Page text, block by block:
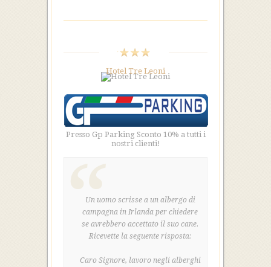
Hotel Tre Leoni
Presso Gp Parking Sconto 10% a tutti i
nostri clienti!
Un uomo scrisse a un albergo di
campagna in Irlanda per chiedere
se avrebbero accettato il suo cane.
Ricevette la seguente risposta:
Caro Signore, lavoro negli alberghi